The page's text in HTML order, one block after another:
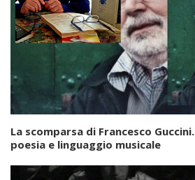
La scomparsa di Francesco
poesia e linguaggio musicale